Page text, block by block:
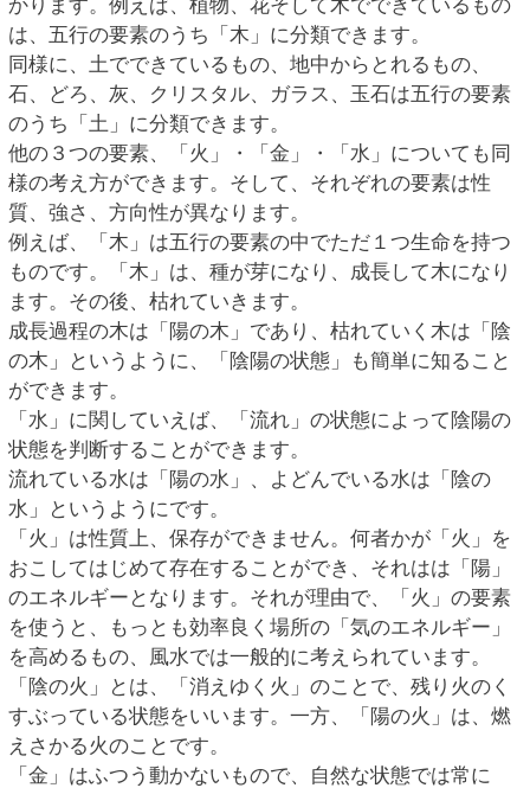
かります。例えば、植物、花そして木でできているもの
は、五行の要素のうち「木」に分類できます。
同様に、土でできているもの、地中からとれるもの、
石、どろ、灰、クリスタル、ガラス、玉石は五行の要素
のうち「土」に分類できます。
他の３つの要素、「火」・「金」・「水」についても同
様の考え方ができます。そして、それぞれの要素は性
質、強さ、方向性が異なります。
例えば、「木」は五行の要素の中でただ１つ生命を持つ
ものです。「木」は、種が芽になり、成長して木になり
ます。その後、枯れていきます。
成長過程の木は「陽の木」であり、枯れていく木は「陰
の木」というように、「陰陽の状態」も簡単に知ること
ができます。
「水」に関していえば、「流れ」の状態によって陰陽の
状態を判断することができます。
流れている水は「陽の水」、よどんでいる水は「陰の
水」というようにです。
「火」は性質上、保存ができません。何者かが「火」を
おこしてはじめて存在することができ、それはは「陽」
のエネルギーとなります。それが理由で、「火」の要素
を使うと、もっとも効率良く場所の「気のエネルギー」
を高めるもの、風水では一般的に考えられています。
「陰の火」とは、「消えゆく火」のことで、残り火のく
すぶっている状態をいいます。一方、「陽の火」は、燃
えさかる火のことです。
「金」はふつう動かないもので、自然な状態では常に